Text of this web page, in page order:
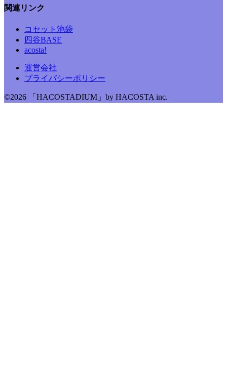
関連リンク
コセット池袋
四谷BASE
acosta!
運営会社
プライバシーポリシー
©2026 「HACOSTADIUM」by HACOSTA inc.